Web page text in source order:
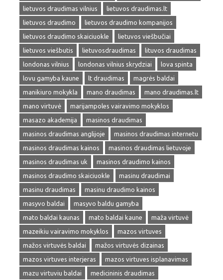
lietuvos draudimas vilnius
lietuvos draudimas.lt
lietuvos draudimo
lietuvos draudimo kompanijos
lietuvos draudimo skaiciuokle
lietuvos viešbučiai
lietuvos viešbutis
lietuvosdraudimas
lituvos draudimas
londonas vilnius
londonas vilnius skrydziai
lova spinta
lovu gamyba kaune
lt draudimas
magrės baldai
manikiuro mokykla
mano draudimas
mano draudimas.lt
mano virtuvė
marijampoles vairavimo mokyklos
masazo akademija
masinos draudimas
masinos draudimas anglijoje
masinos draudimas internetu
masinos draudimas kainos
masinos draudimas lietuvoje
masinos draudimas uk
masinos draudimo kainos
masinos draudimo skaiciuokle
masinu draudimai
masinu draudimas
masinu draudimo kainos
masyvo baldai
masyvo baldu gamyba
mato baldai kaunas
mato baldai kaune
maža virtuvė
mazeikiu vairavimo mokyklos
mazos virtuves
mažos virtuvės baldai
mažos virtuvės dizainas
mazos virtuves interjeras
mazos virtuves isplanavimas
mazu virtuviu baldai
medicininis draudimas